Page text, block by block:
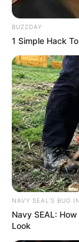
BUZZDAY
1 Simple Hack
NAVY SEAL'S BUG
Navy SEAL:
Look